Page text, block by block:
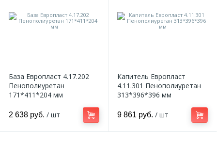
База Европласт 4.17.202
Пенополиуретан
171*411*204 мм
2 638 руб. / шт
Капитель Европласт
4.11.301 Пенополиуретан
313*396*396 мм
9 861 руб. / шт